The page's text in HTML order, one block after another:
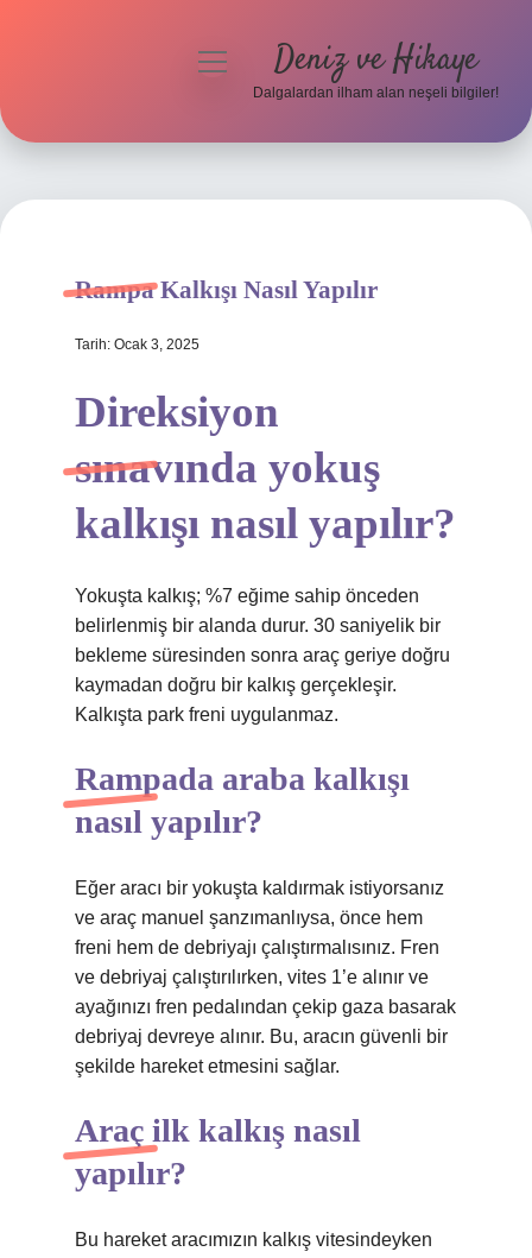
Hakkımızda
menüyü
Deniz ve Hikaye
Dalgalardan ilham alan neşeli bilgiler!
Rampa Kalkışı Nasıl Yapılır
Tarih: Ocak 3, 2025
Direksiyon
sınavında yokuş
kalkışı nasıl yapılır?
Yokuşta kalkış; %7 eğime sahip önceden
belirlenmiş bir alanda durur. 30 saniyelik bir
bekleme süresinden sonra araç geriye doğru
kaymadan doğru bir kalkış gerçekleşir.
Kalkışta park freni uygulanmaz.
Rampada araba kalkışı
nasıl yapılır?
Eğer aracı bir yokuşta kaldırmak istiyorsanız
ve araç manuel şanzımanlıysa, önce hem
freni hem de debriyajı çalıştırmalısınız. Fren
ve debriyaj çalıştırılırken, vites 1’e alınır ve
ayağınızı fren pedalından çekip gaza basarak
debriyaj devreye alınır. Bu, aracın güvenli bir
şekilde hareket etmesini sağlar.
Araç ilk kalkış nasıl
yapılır?
Bu hareket aracımızın kalkış vitesindeyken